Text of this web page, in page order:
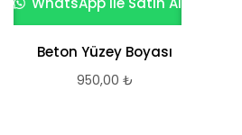
Beton Yüzey Boyası
950,00 ₺